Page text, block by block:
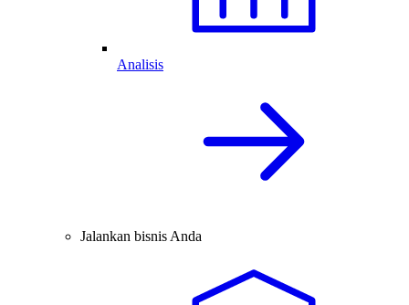
Analisis
Jalankan bisnis Anda